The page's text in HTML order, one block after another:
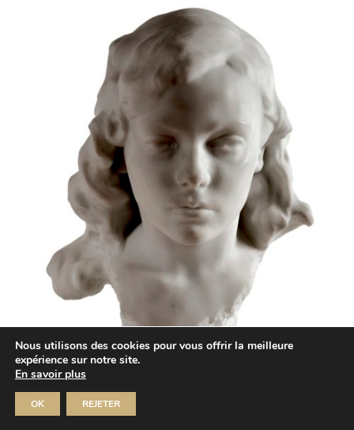
Nous utilisons des cookies pour vous offrir la meilleure
expérience sur notre site.
En savoir plus
OK REJETER